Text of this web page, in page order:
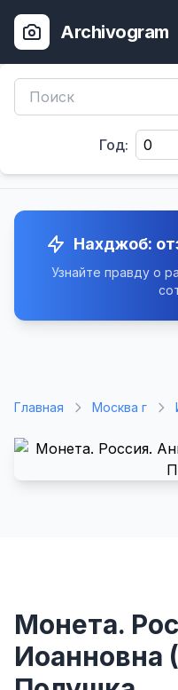
Archivogram
Год:
Нахджоб:
Узнайте правду о
Главная Москва г
Монета.
Иоанновна